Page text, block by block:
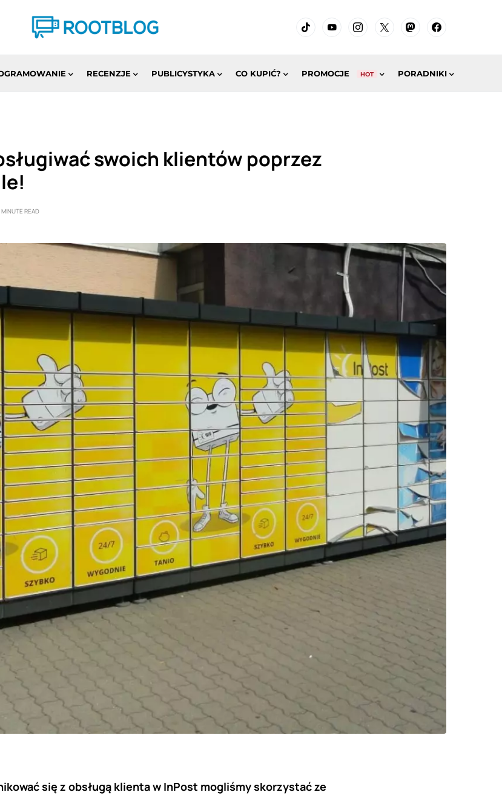
RECENZJE PUBLICYSTYKA CO KUPIĆ? PROMOCJE HOT PORADNIKI
swoich klientów poprzez
READ
się z obsługą klienta w InPost mogliśmy skorzystać ze